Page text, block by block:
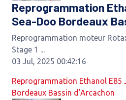
Reprogrammation
Sea-Doo Bordeaux
Reprogrammation moteur
Stage 1 ...
03 Jul, 2025 00:42:16
Reprogrammation Ethanol E85
Bordeaux Bassin d'Arcachon